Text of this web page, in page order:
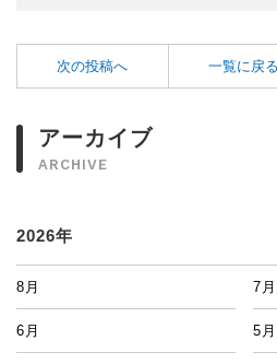
次の投稿へ 一覧に戻る
アーカイブ
ARCHIVE
2026年
8月 7月
6月 5月